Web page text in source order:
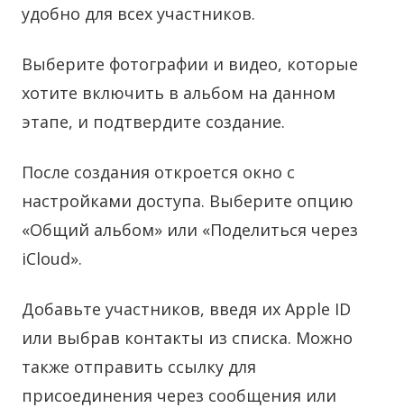
удобно для всех участников.
Выберите фотографии и видео, которые
хотите включить в альбом на данном
этапе, и подтвердите создание.
После создания откроется окно с
настройками доступа. Выберите опцию
«Общий альбом» или «Поделиться через
iCloud».
Добавьте участников, введя их Apple ID
или выбрав контакты из списка. Можно
также отправить ссылку для
присоединения через сообщения или